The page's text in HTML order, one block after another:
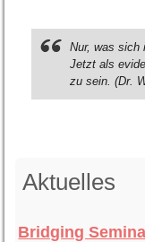
Nur, was sich
Jetzt als
zu sein. (Dr.
Aktuelles
Bridging